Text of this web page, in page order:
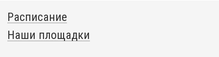
Расписание
Наши площадки